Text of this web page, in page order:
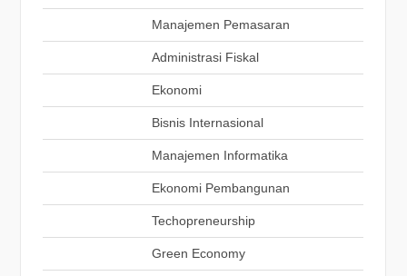
Manajemen Pemasaran
Administrasi Fiskal
Ekonomi
Bisnis Internasional
Manajemen Informatika
Ekonomi Pembangunan
Techopreneurship
Green Economy